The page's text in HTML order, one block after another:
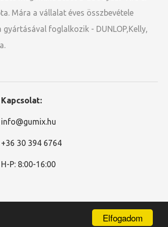
Elfogadom
Mára a vállalat éves összbevétele
foglalkozik - DUNLOP,Kelly,
Kapcsolat:
info@gumix.hu
+36 30 394 6764
H-P: 8:00-16:00